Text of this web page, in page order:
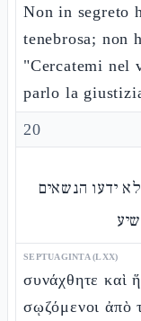
Non in segreto
tenebrosa; non
"Cercatemi
parlo la
20
ידעו הנשאים
SEPTUAGINTA (LXX)
συνάχθητε καὶ
σῳζόμενοι ἀπὸ